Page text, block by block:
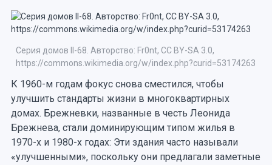
Серия домов II-68. Авторство: Fr0nt, CC BY-SA 3.0,
https://commons.wikimedia.org/w/index.php?curid=53174263
К 1960-м годам фокус снова сместился, чтобы
улучшить стандарты жизни в многоквартирных
домах. Брежневки, названные в честь Леонида
Брежнева, стали доминирующим типом жилья в
1970-х и 1980-х годах: Эти здания часто называли
«улучшенными», поскольку они предлагали заметные